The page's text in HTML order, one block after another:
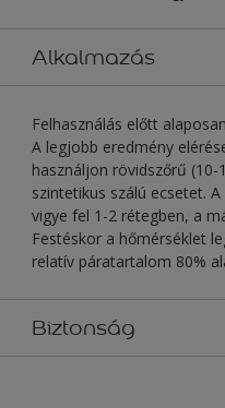
Alkalmazás
Felhasználás előtt
A legjobb eredmény
használjon rövidszőrű
szintetikus szálú ecsetet.
vigye fel 1-2 rétegben, a
Festéskor a hőmérséklet
relatív páratartalom 80%
Biztonság